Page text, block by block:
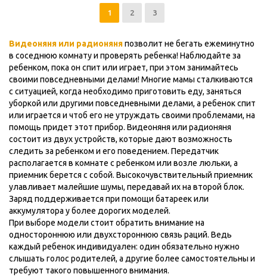
1 2 3
Видеоняня или радионяняпозволит не бегать ежеминутно
в соседнюю комнату и проверять ребенка! Наблюдайте за
ребенком, пока он спит или играет, при этом занимайтесь
своими повседневными делами! Многие мамы сталкиваются
с ситуацией, когда необходимо приготовить еду, заняться
уборкой или другими повседневными делами, а ребенок спит
или играется и чтоб его не утруждать своими проблемами, на
помощь придет этот прибор. Видеоняня или радионяня
состоит из двух устройств, которые дают возможность
следить за ребенком и его поведением. Передатчик
располагается в комнате с ребенком или возле люльки, а
приемник берется с собой. Высокочувствительный приемник
улавливает малейшие шумы, передавай их на второй блок.
Заряд поддерживается при помощи батареек или
аккумулятора у более дорогих моделей.
При выборе модели стоит обратить внимание на
одностороннюю или двухстороннюю связь раций. Ведь
каждый ребенок индивидуален: один обязательно нужно
слышать голос родителей, а другие более самостоятельны и
требуют такого повышенного внимания.